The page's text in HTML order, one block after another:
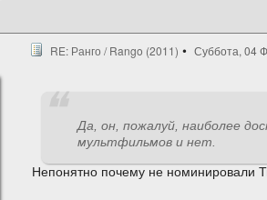
RE: Ранго / Rango (2011) Суббота, 04
Да, он, пожалуй, наиболее
мультфильмов и нет.
Непонятно почему не номинировали